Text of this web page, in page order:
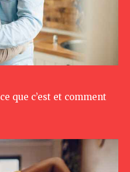
que c’est et comment